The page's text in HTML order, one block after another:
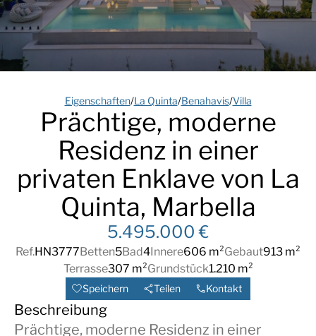
Eigenschaften/La Quinta/Benahavis/Villa
Prächtige, moderne
Residenz in einer
privaten Enklave von La
Quinta, Marbella
5.495.000 €
Ref.HN3777Betten5Bad4Innere606 m²Gebaut913 m²
Terrasse307 m²Grundstück1.210 m²
Speichern Teilen Kontakt
Beschreibung
Prächtige, moderne Residenz in einer